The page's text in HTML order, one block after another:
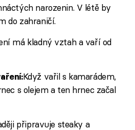
narozenin. V létě by
do zahraničí.
má kladný vztah a vaří od
Když vařil s kamarádem,
s olejem a ten hrnec začal
připravuje steaky a